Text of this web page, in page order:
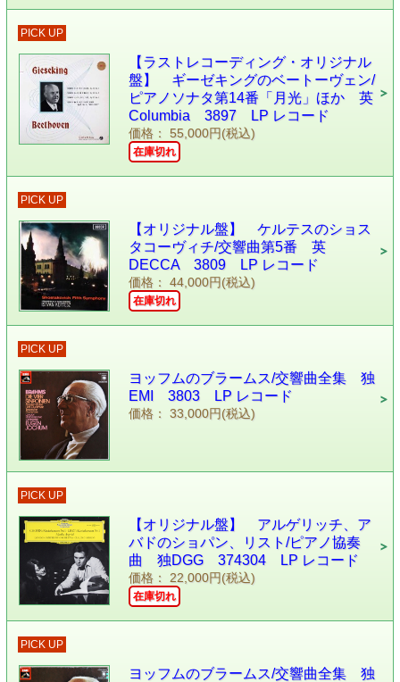
PICK UP
【ラストレコーディング・オリジナル
盤】 ギーゼキングのベートーヴェン/
ピアノソナタ第14番「月光」ほか 英
Columbia 3897 LP レコード
価格： 55,000円(税込)
在庫切れ
PICK UP
【オリジナル盤】 ケルテスのショス
タコーヴィチ/交響曲第5番 英
DECCA 3809 LP レコード
価格： 44,000円(税込)
在庫切れ
PICK UP
ヨッフムのブラームス/交響曲全集 独
EMI 3803 LP レコード
価格： 33,000円(税込)
PICK UP
【オリジナル盤】 アルゲリッチ、ア
バドのショパン、リスト/ピアノ協奏
曲 独DGG 374304 LP レコード
価格： 22,000円(税込)
在庫切れ
PICK UP
ヨッフムのブラームス/交響曲全集 独